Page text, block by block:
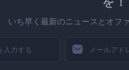
いち早く最新のニュースとオフ